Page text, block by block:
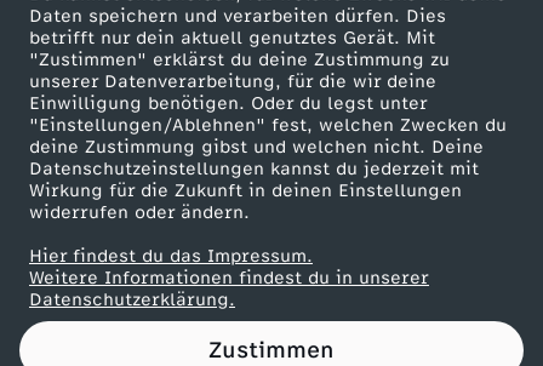
Daten speichern und verarbeiten dürfen. Dies
betrifft nur dein aktuell genutztes Gerät. Mit
"Zustimmen" erklärst du deine Zustimmung zu
unserer Datenverarbeitung, für die wir deine
Einwilligung benötigen. Oder du legst unter
"Einstellungen/Ablehnen" fest, welchen Zwecken du
deine Zustimmung gibst und welchen nicht. Deine
Datenschutzeinstellungen kannst du jederzeit mit
Wirkung für die Zukunft in deinen Einstellungen
widerrufen oder ändern.
Hier findest du das Impressum.
Weitere Informationen findest du in unserer
Datenschutzerklärung.
Zustimmen
t
d
e
r
C
r
ZDF goes Schule
Werbefernsehen
Mainzelmännchen
Partner